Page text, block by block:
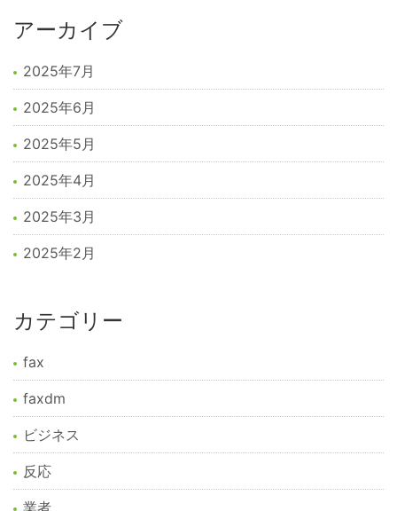
アーカイブ
2025年7月
2025年6月
2025年5月
2025年4月
2025年3月
2025年2月
カテゴリー
fax
faxdm
ビジネス
反応